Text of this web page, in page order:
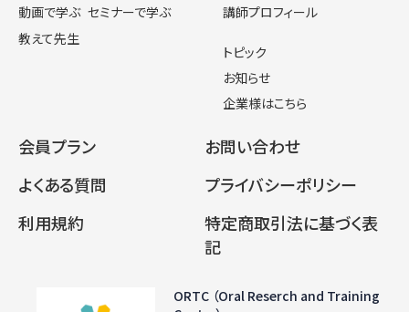
ORTC （Oral Reserch and Training
動画で学ぶ セミナーで学ぶ
教えて先生
講師プロフィール
トピック
お知らせ
企業様はこちら
会員プラン
お問い合わせ
よくある質問
プライバシーポリシー
利用規約
特定商取引法に基づく表
記